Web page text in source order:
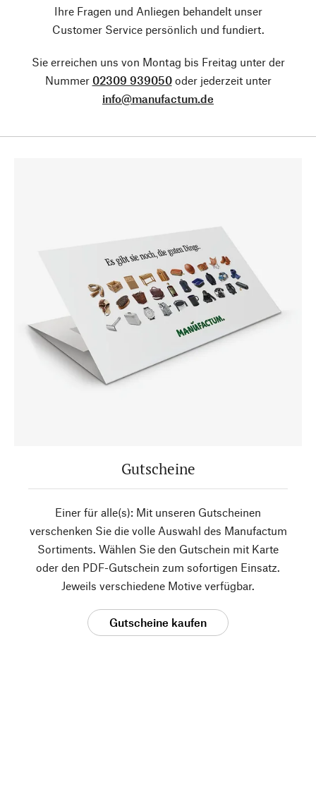
Ihre Fragen und Anliegen behandelt unser
Customer Service persönlich und fundiert.
Sie erreichen uns von Montag bis Freitag unter der
Nummer 02309 939050oder jederzeit unter
info@manufactum.de
Gutscheine
Einer für alle(s): Mit unseren Gutscheinen
verschenken Sie die volle Auswahl des Manufactum
Sortiments. Wählen Sie den Gutschein mit Karte
oder den PDF-Gutschein zum sofortigen Einsatz.
Jeweils verschiedene Motive verfügbar.
Gutscheine kaufen